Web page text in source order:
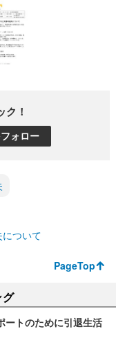
！
ォロー
ついて
PageTop
グ
ートのために引退生活